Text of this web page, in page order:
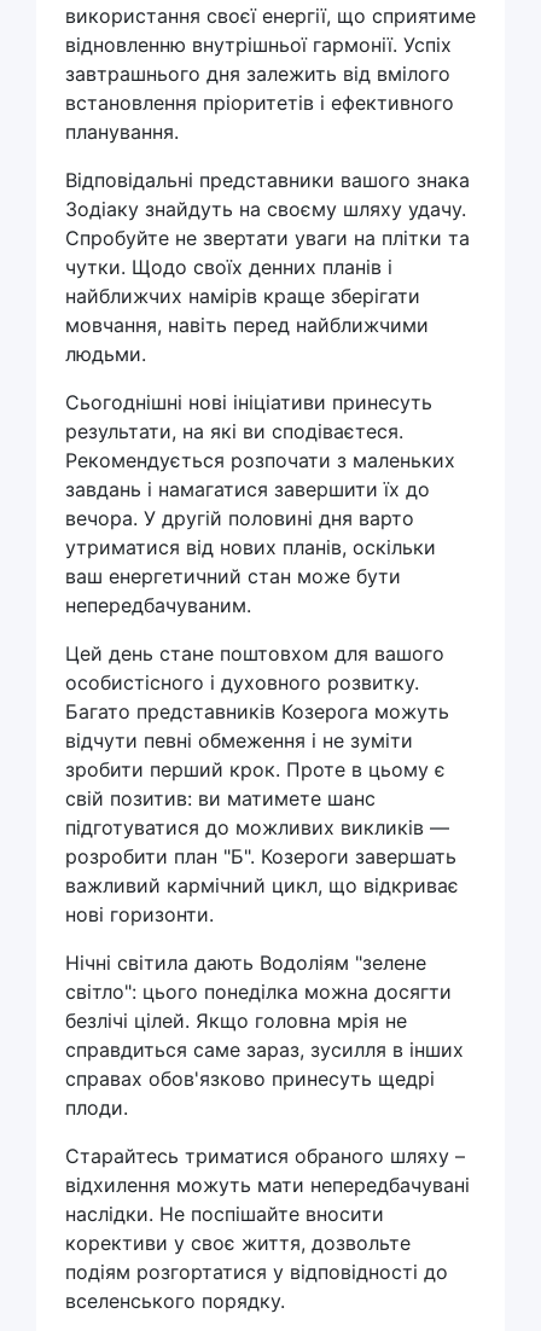
використання своєї енергії, що сприятиме
відновленню внутрішньої гармонії. Успіх
завтрашнього дня залежить від вмілого
встановлення пріоритетів і ефективного
планування.
Відповідальні представники вашого знака
Зодіаку знайдуть на своєму шляху удачу.
Спробуйте не звертати уваги на плітки та
чутки. Щодо своїх денних планів і
найближчих намірів краще зберігати
мовчання, навіть перед найближчими
людьми.
Сьогоднішні нові ініціативи принесуть
результати, на які ви сподіваєтеся.
Рекомендується розпочати з маленьких
завдань і намагатися завершити їх до
вечора. У другій половині дня варто
утриматися від нових планів, оскільки
ваш енергетичний стан може бути
непередбачуваним.
Цей день стане поштовхом для вашого
особистісного і духовного розвитку.
Багато представників Козерога можуть
відчути певні обмеження і не зуміти
зробити перший крок. Проте в цьому є
свій позитив: ви матимете шанс
підготуватися до можливих викликів —
розробити план "Б". Козероги завершать
важливий кармічний цикл, що відкриває
нові горизонти.
Нічні світила дають Водоліям "зелене
світло": цього понеділка можна досягти
безлічі цілей. Якщо головна мрія не
справдиться саме зараз, зусилля в інших
справах обов'язково принесуть щедрі
плоди.
Старайтесь триматися обраного шляху –
відхилення можуть мати непередбачувані
наслідки. Не поспішайте вносити
корективи у своє життя, дозвольте
подіям розгортатися у відповідності до
вселенського порядку.